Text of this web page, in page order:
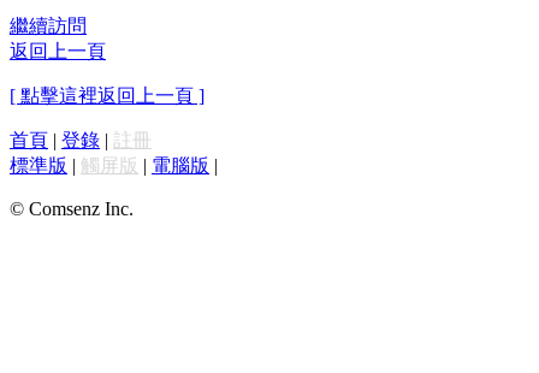
繼續訪問
返回上一頁
[ 點擊這裡返回上一頁 ]
首頁 | 登錄 | 註冊
標準版 | 觸屏版 | 電腦版 |
© Comsenz Inc.